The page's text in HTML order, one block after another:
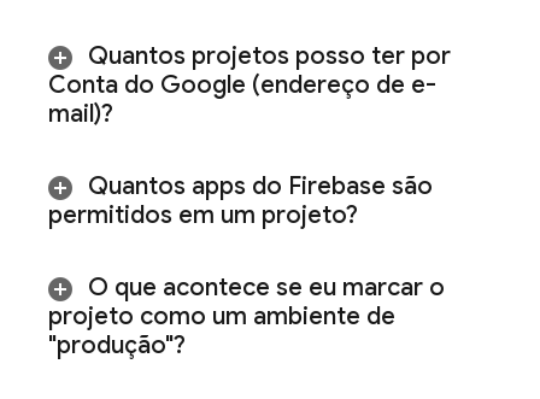
Quantos projetos posso ter por
Conta do Google (endereço de e-
mail)?
Quantos apps do Firebase são
permitidos em um projeto?
O que acontece se eu marcar o
projeto como um ambiente de
"produção"?